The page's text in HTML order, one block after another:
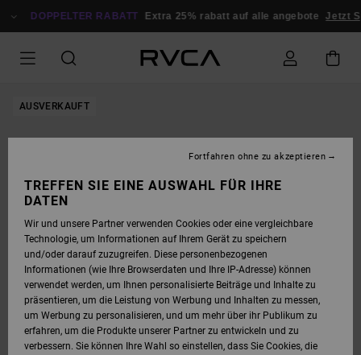
ZUR
DOPPELTER RABATT Extra 25% rabatt auf alle angebote Jetzt
AUSVERKAUFT
TREFFEN SIE EINE AUSWAHL FÜR IHRE
DATEN
Wir und unsere Partner verwenden Cookies oder eine vergleichbare
Technologie, um Informationen auf Ihrem Gerät zu speichern
und/oder darauf zuzugreifen. Diese personenbezogenen
Informationen (wie Ihre Browserdaten und Ihre IP-Adresse) können
verwendet werden, um Ihnen personalisierte Beiträge und Inhalte zu
präsentieren, um die Leistung von Werbung und Inhalten zu messen,
um Werbung zu personalisieren, und um mehr über ihr Publikum zu
erfahren, um die Produkte unserer Partner zu entwickeln und zu
verbessern. Sie können Ihre Wahl so einstellen, dass Sie Cookies, die
Fortfahren ohne zu akzeptieren